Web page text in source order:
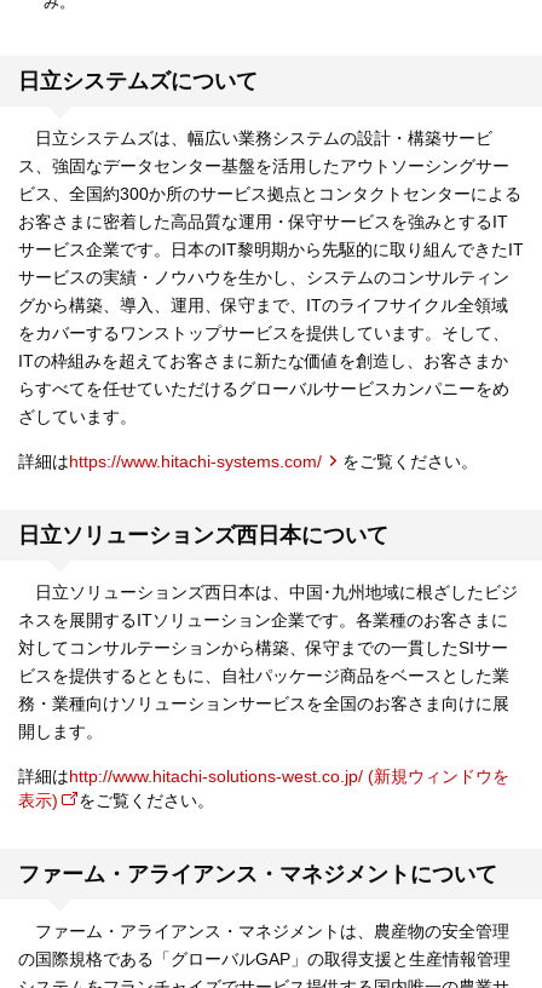
日立システムズについて
日立システムズは、幅広い業務システムの設計・構築サービ
ス、強固なデータセンター基盤を活用したアウトソーシングサー
ビス、全国約300か所のサービス拠点とコンタクトセンターによる
お客さまに密着した高品質な運用・保守サービスを強みとするIT
サービス企業です。日本のIT黎明期から先駆的に取り組んできたIT
サービスの実績・ノウハウを生かし、システムのコンサルティン
グから構築、導入、運用、保守まで、ITのライフサイクル全領域
をカバーするワンストップサービスを提供しています。そして、
ITの枠組みを超えてお客さまに新たな価値を創造し、お客さまか
らすべてを任せていただけるグローバルサービスカンパニーをめ
ざしています。
詳細はhttps://www.hitachi-systems.com/ をご覧ください。
日立ソリューションズ西日本について
日立ソリューションズ西日本は、中国･九州地域に根ざしたビジ
ネスを展開するITソリューション企業です。各業種のお客さまに
対してコンサルテーションから構築、保守までの一貫したSIサー
ビスを提供するとともに、自社パッケージ商品をベースとした業
務・業種向けソリューションサービスを全国のお客さま向けに展
開します。
詳細はhttp://www.hitachi-solutions-west.co.jp/ (新規ウィンドウを
表示)
をご覧ください。
ファーム・アライアンス・マネジメントについて
ファーム・アライアンス・マネジメントは、農産物の安全管理
の国際規格である「グローバルGAP」の取得支援と生産情報管理